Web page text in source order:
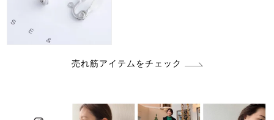
売れ筋アイテムをチェック